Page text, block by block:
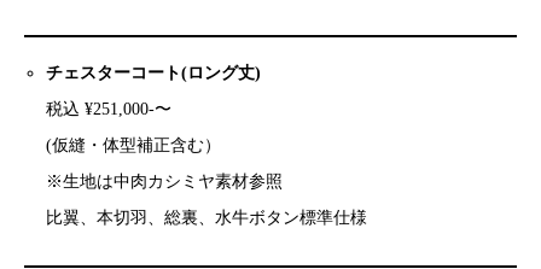
チェスターコート(ロング丈)
税込 ¥251,000-〜
(仮縫・体型補正含む）
※生地は中肉カシミヤ素材参照
比翼、本切羽、総裏、水牛ボタン標準仕様